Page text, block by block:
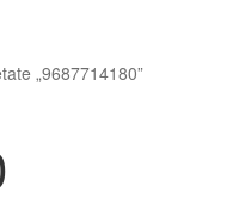
„9687714180”